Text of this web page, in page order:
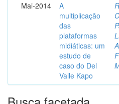
Mai-2014
A
multiplicação
das
plataformas
midiáticas: um
estudo de
caso do Del
Valle Kapo